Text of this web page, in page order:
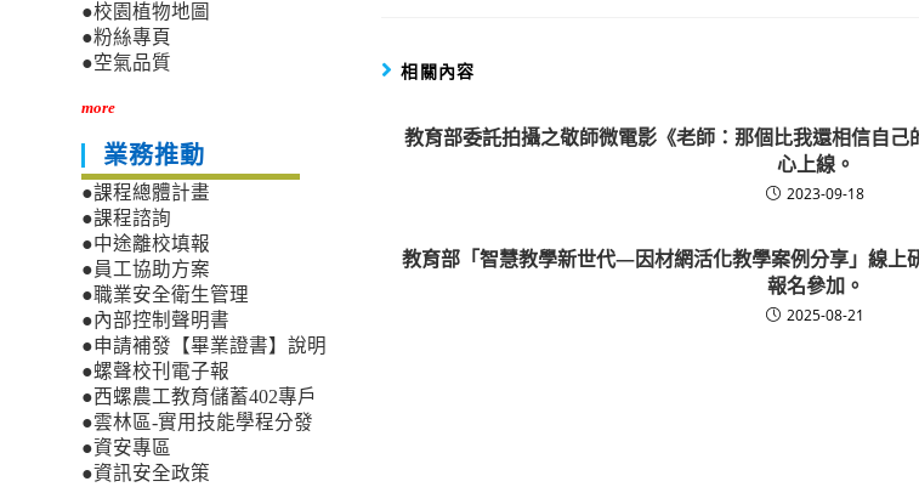
相關內容
教育部委託拍攝之敬師微電影《老師：那個比我還相信自
心上線。
2023-09-18
教育部「智慧教學新世代—因材網活化教學案例分享」線上
報名參加。
2025-08-21
●校園植物地圖
●粉絲專頁
●空氣品質
more
業務推動
●課程總體計畫
●課程諮詢
●中途離校填報
●員工協助方案
●職業安全衛生管理
●內部控制聲明書
●申請補發【畢業證書】說明
●螺聲校刊電子報
●西螺農工教育儲蓄402專戶
●雲林區-實用技能學程分發
●資安專區
●資訊安全政策